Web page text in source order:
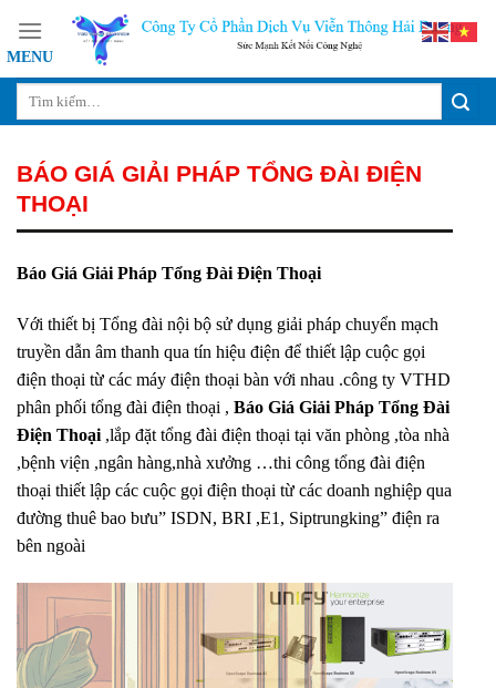
content
BÁO GIÁ GIẢI PHÁP TỔNG ĐÀI ĐIỆN
THOẠI
Báo Giá Giải Pháp Tổng Đài Điện Thoại
Với thiết bị Tổng đài nội bộ sử dụng giải pháp chuyển mạch
truyền dẫn âm thanh qua tín hiệu điện để thiết lập cuộc gọi
điện thoại từ các máy điện thoại bàn với nhau .công ty VTHD
phân phối tổng đài điện thoại , Báo Giá Giải Pháp Tổng Đài
Điện Thoại ,lắp đặt tổng đài điện thoại tại văn phòng ,tòa nhà
,bệnh viện ,ngân hàng,nhà xưởng …thi công tổng đài điện
thoại thiết lập các cuộc gọi điện thoại từ các doanh nghiệp qua
đường thuê bao bưu” ISDN, BRI ,E1, Siptrungking” điện ra
bên ngoài